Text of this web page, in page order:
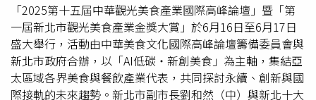
「2025第十五屆中華觀光美食產業國際高峰論壇」暨「第
一屆新北市觀光美食產業金獎大賞」於6月16日至6月17日
盛大舉行，活動由中華美食文化國際高峰論壇籌備委員會與
新北市政府合辦，以「AI低碳‧新創美食」為主軸，集結亞
太區域各界美食與餐飲產業代表，共同探討永續、創新與國
際接軌的未來趨勢。新北市副市長劉和然（中）與新北十大